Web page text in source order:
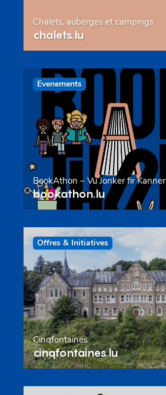
Chalets, auberges et campings
chalets.lu
Evenements
BookAthon – Vu Jonker fir Kanner
bookathon.lu
Offres & Initiatives
Cinqfontaines
cinqfontaines.lu